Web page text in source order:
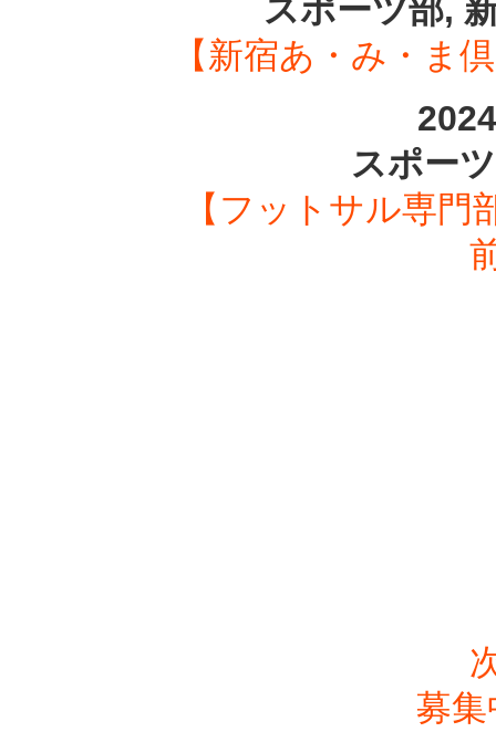
スポーツ部,
【新宿あ・み・ま
スポー
【フットサル専門
募